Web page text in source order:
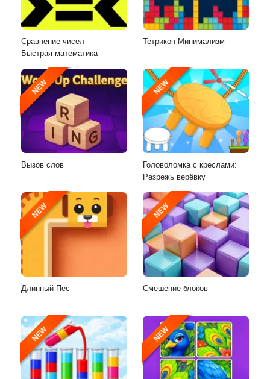
Сравнение чисел —
Быстрая математика
Тетрикон Минимализм
NEW
Вызов слов
NEW
Головоломка с креслами:
Разрежь верёвку
NEW
Длинный Пёс
NEW
Смешение блоков
NEW NEW